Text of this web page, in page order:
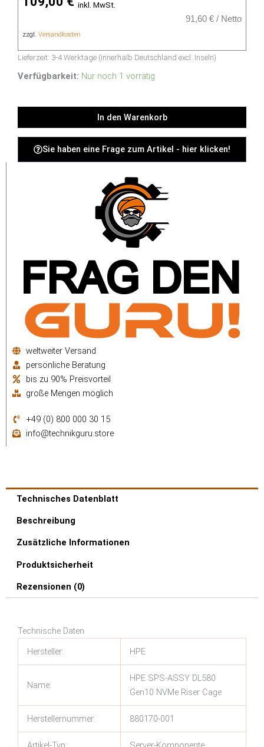
inkl. MwSt.
91,60 € / Netto
zzgl. Versandkosten
Lieferzeit: 3-4 Werktage (innerhalb Deutschland excl. Inseln)
Verfügbarkeit: Nur noch 1 vorrätig
HPE
USED
In den Warenkorb
Alternative:
Sie haben eine Frage zum Artikel - hier klicken!
weltweiter Versand
persönliche Beratung
bis zu 90% Preisvorteil
große Mengen möglich
+49 (0) 800 000 30 15
info@technikguru.store
Technisches Datenblatt
Beschreibung
Zusätzliche Informationen
Produktsicherheit
Rezensionen (0)
Technische Daten
Hersteller:
HPE
Name:
HPE SPS-ASSY DL580
Gen10 NVMe Riser Cage
Herstellernummer: 880170-001